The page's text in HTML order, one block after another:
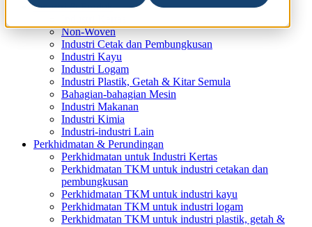
Industri & Produk
Non-Woven
Industri Cetak dan Pembungkusan
Industri Kayu
Industri Logam
Industri Plastik, Getah & Kitar Semula
Bahagian-bahagian Mesin
Industri Makanan
Industri Kimia
Industri-industri Lain
Perkhidmatan & Perundingan
Perkhidmatan untuk Industri Kertas
Perkhidmatan TKM untuk industri cetakan dan
pembungkusan
Perkhidmatan TKM untuk industri kayu
Perkhidmatan TKM untuk industri logam
Perkhidmatan TKM untuk industri plastik, getah &